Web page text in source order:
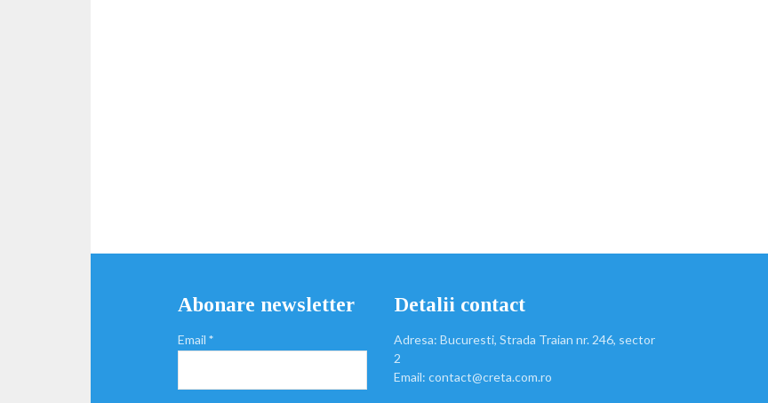
Abonare newsletter
Email *
Detalii contact
Adresa: Bucuresti, Strada Traian nr. 246, sector
2
Email: contact@creta.com.ro